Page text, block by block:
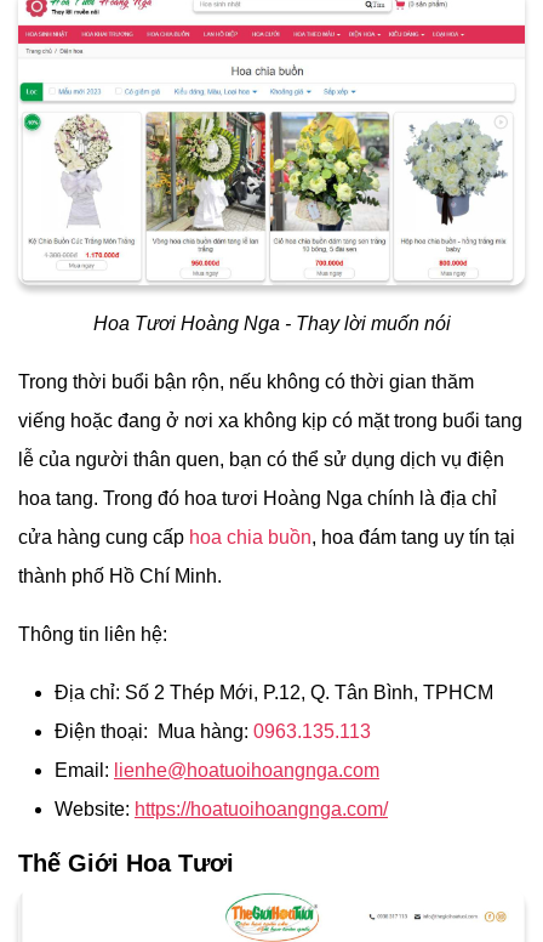
Hoa Tươi Hoàng Nga - Thay lời muốn nói
Trong thời buổi bận rộn, nếu không có thời gian thăm
viếng hoặc đang ở nơi xa không kịp có mặt trong buổi tang
lễ của người thân quen, bạn có thể sử dụng dịch vụ điện
hoa tang. Trong đó hoa tươi Hoàng Nga chính là địa chỉ
cửa hàng cung cấp hoa chia buồn, hoa đám tang uy tín tại
thành phố Hồ Chí Minh.
Thông tin liên hệ:
Địa chỉ: Số 2 Thép Mới, P.12, Q. Tân Bình, TPHCM
Điện thoại: Mua hàng: 0963.135.113
Email: lienhe@hoatuoihoangnga.com
Website: https://hoatuoihoangnga.com/
Thế Giới Hoa Tươi